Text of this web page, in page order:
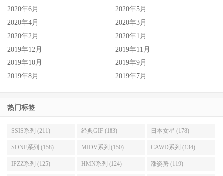
2020年6月
2020年5月
2020年4月
2020年3月
2020年2月
2020年1月
2019年12月
2019年11月
2019年10月
2019年9月
2019年8月
2019年7月
热门标签
SSIS系列 (211) 经典GIF (183) 日本女星 (178)
SONE系列 (158) MIDV系列 (150) CAWD系列 (134)
IPZZ系列 (125) HMN系列 (124) 涨姿势 (119)